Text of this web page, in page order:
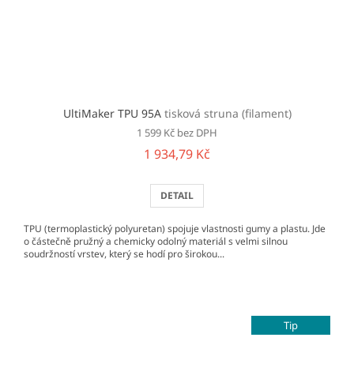
UltiMaker TPU 95A tisková struna (filament)
1 599 Kč bez DPH
1 934,79 Kč
DETAIL
TPU (termoplastický polyuretan) spojuje vlastnosti gumy a plastu. Jde
o částečně pružný a chemicky odolný materiál s velmi silnou
soudržností vrstev, který se hodí pro širokou...
Tip